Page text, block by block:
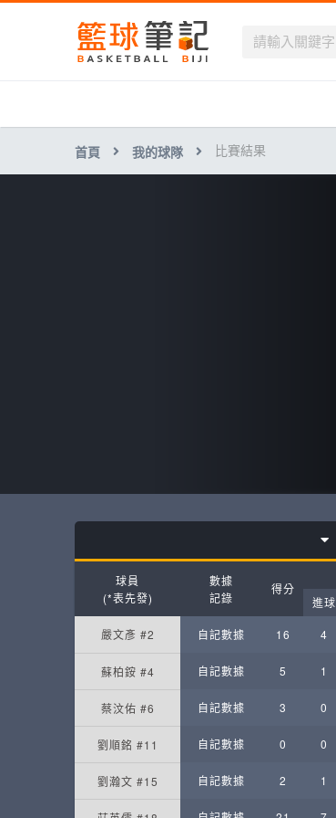
首頁 我的球隊 比賽結果
球員
(*表先發)
數據
記錄
得分
進球
嚴文彥 #2 自記數據 16 4
蘇柏銨 #4 自記數據 5 1
蔡汶佑 #6 自記數據 3 0
劉順銘 #11 自記數據 0 0
劉瀚文 #15 自記數據 2 1